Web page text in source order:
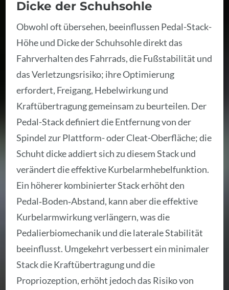
Dicke der Schuhsohle
Obwohl oft übersehen, beeinflussen Pedal-Stack-
Höhe und Dicke der Schuhsohle direkt das
Fahrverhalten des Fahrrads, die Fußstabilität und
das Verletzungsrisiko; ihre Optimierung
erfordert, Freigang, Hebelwirkung und
Kraftübertragung gemeinsam zu beurteilen. Der
Pedal-Stack definiert die Entfernung von der
Spindel zur Plattform- oder Cleat-Oberfläche; die
Schuht dicke addiert sich zu diesem Stack und
verändert die effektive Kurbelarmhebelfunktion.
Ein höherer kombinierter Stack erhöht den
Pedal‑Boden‑Abstand, kann aber die effektive
Kurbelarmwirkung verlängern, was die
Pedalierbiomechanik und die laterale Stabilität
beeinflusst. Umgekehrt verbessert ein minimaler
Stack die Kraftübertragung und die
Propriozeption, erhöht jedoch das Risiko von